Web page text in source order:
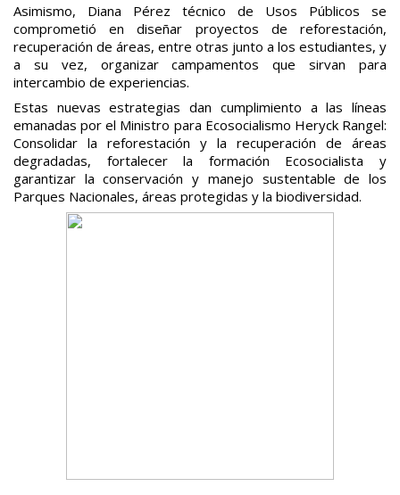
Asimismo, Diana Pérez técnico de Usos Públicos se
comprometió en diseñar proyectos de reforestación,
recuperación de áreas, entre otras junto a los estudiantes, y
a su vez, organizar campamentos que sirvan para
intercambio de experiencias.
Estas nuevas estrategias dan cumplimiento a las líneas
emanadas por el Ministro para Ecosocialismo Heryck Rangel:
Consolidar la reforestación y la recuperación de áreas
degradadas, fortalecer la formación Ecosocialista y
garantizar la conservación y manejo sustentable de los
Parques Nacionales, áreas protegidas y la biodiversidad.